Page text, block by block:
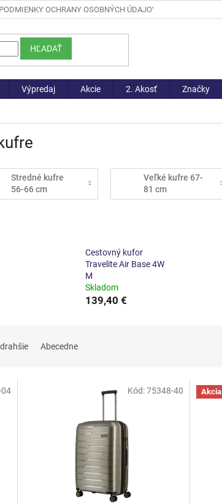
PODMIENKY OCHRANY OSOBNÝCH ÚDAJOV
HĽADAŤ
Výpredaj Akcie 2. Akosť Značky
Stredné kufre
56-66 cm
Veľké kufre 67-
81 cm
Cestovný kufor
Travelite Air Base 4W
M
Skladom
139,40 €
Abecedne
Kód:75348-40 Akcia